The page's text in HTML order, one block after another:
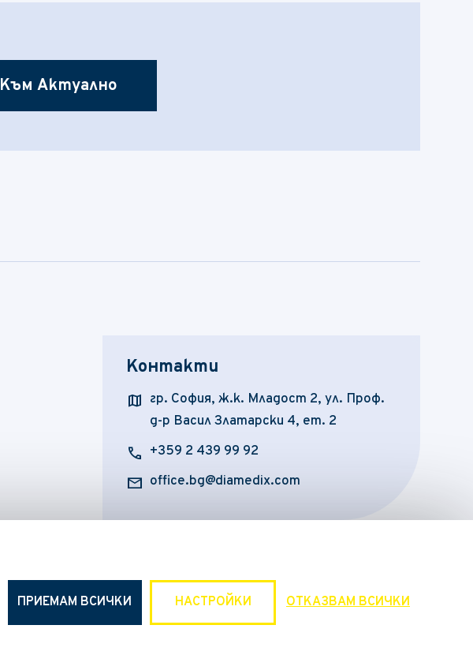
Към Актуално
Контакти
map гр. София, ж.к. Младост 2, ул. Проф.
д-р Васил Златарски 4, ет. 2
call +359 2 439 99 92
mail office.bg@diamedix.com
ПРИЕМАМ ВСИЧКИ ОТКАЗВАМ ВСИЧКИ
НАСТРОЙКИ